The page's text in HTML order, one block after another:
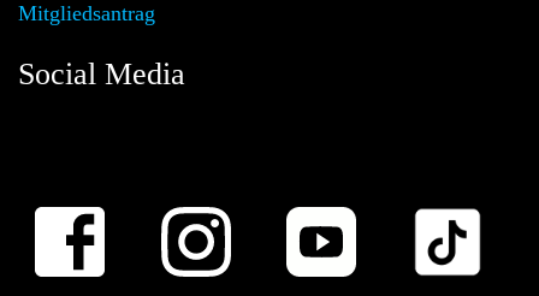
Mitgliedsantrag
Social Media